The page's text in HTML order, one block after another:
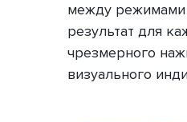
между режимами
результат для
чрезмерного
визуального